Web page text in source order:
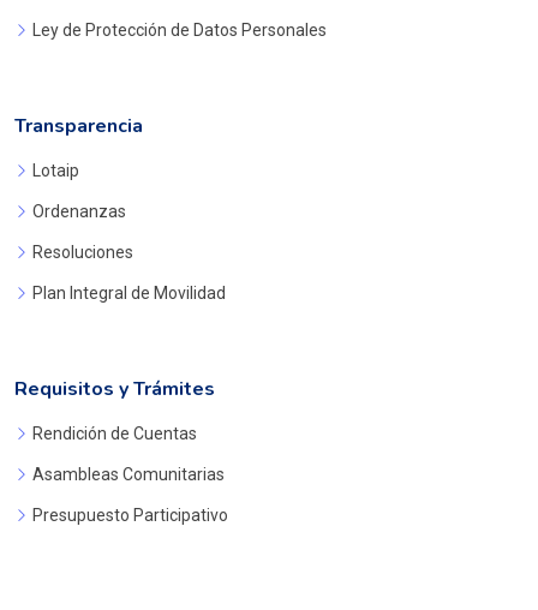
Ley de Protección de Datos Personales
Transparencia
Lotaip
Ordenanzas
Resoluciones
Plan Integral de Movilidad
Requisitos y Trámites
Rendición de Cuentas
Asambleas Comunitarias
Presupuesto Participativo